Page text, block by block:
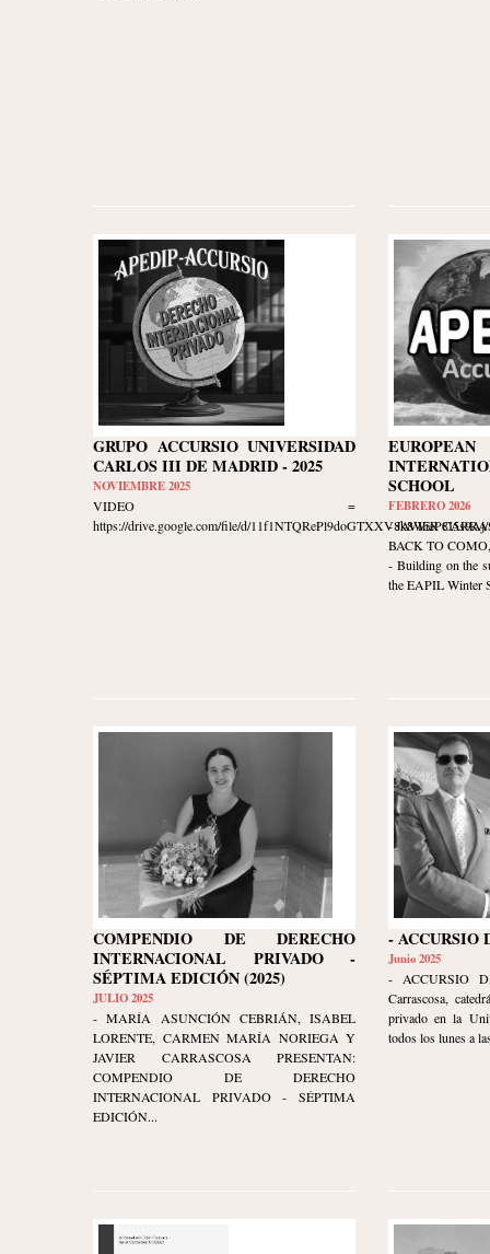
GRUPO ACCURSIO UNIVERSIDAD
CARLOS III DE MADRID - 2025
NOVIEMBRE 2025
VIDEO =
https://drive.google.com/file/d/
SCHOOL
FEBRERO 2026
- JAVIER
BACK TO
- Building on the
the EAPIL Winter
COMPENDIO DE DERECHO
INTERNACIONAL PRIVADO -
SÉPTIMA EDICIÓN (2025)
JULIO 2025
- MARÍA ASUNCIÓN CEBRIÁN, ISABEL
LORENTE, CARMEN MARÍA NORIEGA Y
JAVIER CARRASCOSA PRESENTAN:
COMPENDIO DE DERECHO
INTERNACIONAL PRIVADO - SÉPTIMA
EDICIÓN...
- ACCURSIO
Junio 2025
- ACCURSIO
Carrascosa,
privado en la
todos los lunes a